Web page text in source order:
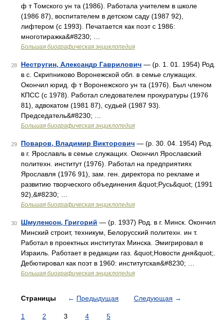
ф т Томского ун та (1986). Работала учителем в школе
(1986 87), воспитателем в детском саду (1987 92),
лифтером (с 1993). Печатается как поэт с 1986:
многотиражка&#8230; …
Большая биографическая энциклопедия
28 Нестругин, Александр Гаврилович — (р. 1. 01. 1954) Род.
в с. Скрипниково Воронежской обл. в семье служащих.
Окончил юрид. ф т Воронежского ун та (1976). Был членом
КПСС (с 1978). Работал следователем прокуратуры (1976
81), адвокатом (1981 87), судьей (1987 93).
Председатель&#8230; …
Большая биографическая энциклопедия
29 Поваров, Владимир Викторович — (р. 30. 04. 1954) Род.
в г. Ярославль в семье служащих. Окончил Ярославский
политехн. институт (1976). Работал на предприятиях
Ярославля (1976 91), зам. ген. директора по рекламе и
развитию творческого объединения &quot;Русь&quot; (1991
92),&#8230; …
Большая биографическая энциклопедия
30 Шмуленсон, Григорий — (р. 1937) Род. в г. Минск. Окончил
Минский строит, техникум, Белорусский политехн. ин т.
Работал в проектных институтах Минска. Эмигрировал в
Израиль. Работает в редакции газ. &quot;Новости дня&quot;.
Дебютировал как поэт в 1960: институтская&#8230; …
Большая биографическая энциклопедия
Страницы ← Предыдущая Следующая →
1 2 3 4 5